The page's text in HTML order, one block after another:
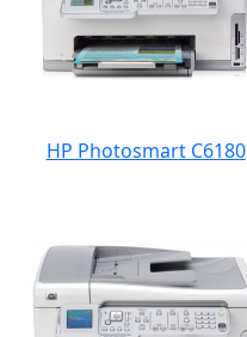
HP Photosmart C6180